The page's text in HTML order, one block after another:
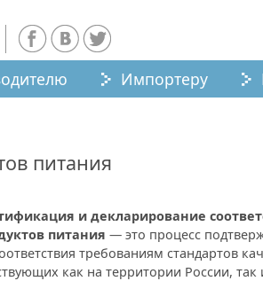
Импортеру
питания
и декларирование
питания — это процесс
требованиям стандартов
как на территории России, так